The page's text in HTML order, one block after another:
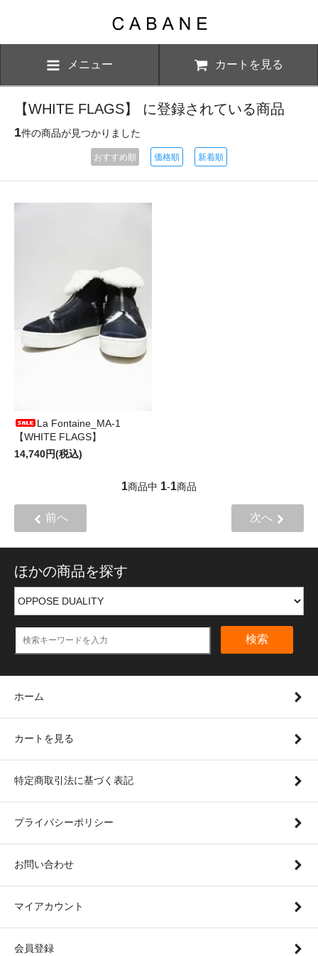
メニュー カートを見る
【WHITE FLAGS】 に登録されている商品
1件の商品が見つかりました
おすすめ順 価格順 新着順
La Fontaine_MA-1
【WHITE FLAGS】
14,740円(税込)
1商品中 1-1商品
前へ 次へ
ほかの商品を探す
検索
ホーム
カートを見る
特定商取引法に基づく表記
プライバシーポリシー
お問い合わせ
マイアカウント
会員登録